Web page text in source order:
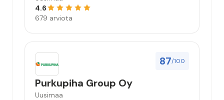
4.6
679 arviota
87/100
Purkupiha Group Oy
Uusimaa